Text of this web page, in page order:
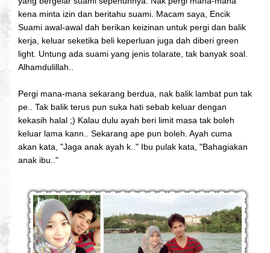
kena minta izin dan beritahu suami. Macam saya, Encik
Suami awal-awal dah berikan keizinan untuk pergi dan balik
kerja, keluar seketika beli keperluan juga dah diberi green
light. Untung ada suami yang jenis tolarate, tak banyak soal.
Alhamdulillah..
Pergi mana-mana sekarang berdua, nak balik lambat pun tak
pe.. Tak balik terus pun suka hati sebab keluar dengan
kekasih halal ;) Kalau dulu ayah beri limit masa tak boleh
keluar lama kann.. Sekarang ape pun boleh. Ayah cuma
akan kata, "Jaga anak ayah k.." Ibu pulak kata, "Bahagiakan
anak ibu.."